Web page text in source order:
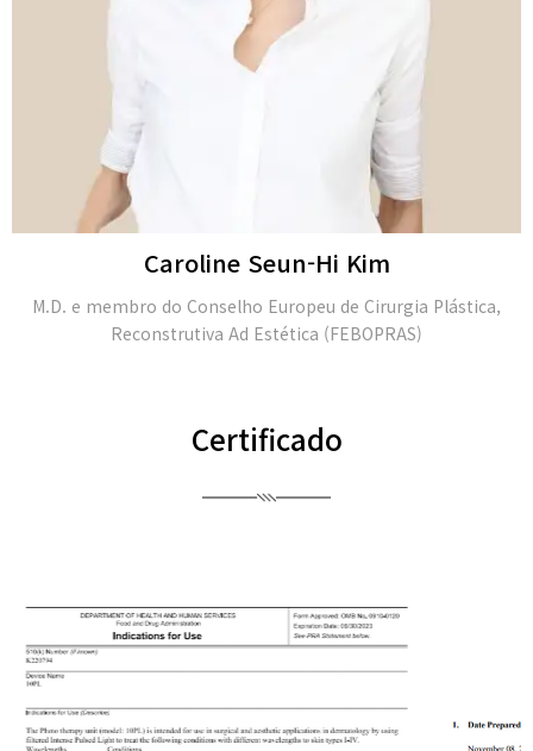
Caroline Seun-Hi Kim
M.D. e membro do Conselho Europeu de Cirurgia Plástica,
Reconstrutiva Ad Estética (FEBOPRAS)
Certificado